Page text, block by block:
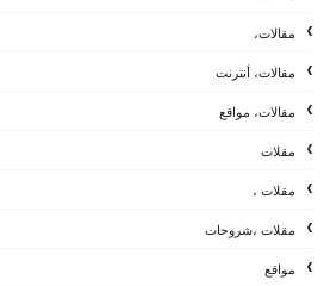
مقالات،
مقالات، أنترنت
مقالات، مواقع
مقلات
مقلات ،
مقلات ،شروحات
مواقع